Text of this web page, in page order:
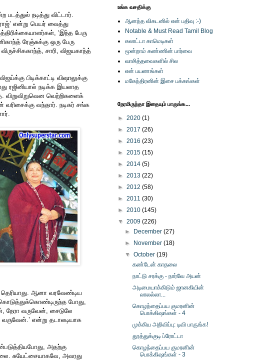
நடித்து விட்டார்.
என்று பெயர் வைத்து
‘இந்த பேரு
ரேஞ்சுக்கு ஒரு பேரு
சாரி, விஜயகாந்த்
பிடிக்காட்டி விஷாலுக்கு
நடிக்க இயலாத
விறுவிறுவென வெற்றிகளைக்
வந்தார். நடிகர் சங்க
தெரியாது. ஆனா வரவேண்டிய
கொடுத்துக்கொண்டிருந்த போது,
வருவேன், சைடுலே
என்று தடாலடியாக
அதற்கு
சுயேட்சையாகவே, அவரது
உங்க வசதிக்கு
ஆனந்த விகடனில் என் பதிவு :-)
Notable & Must Read Tamil Blog
கலாட்டா காமெடிகள்
மூன்றாம் கண்ணின் பார்வை
வாசித்தவைகளில் சில
என் பயணங்கள்
மகேந்திரனின் இசை பக்கங்கள்
நேரமிருந்தா இதையும் பாருங்க...
► 2020 (1)
► 2017 (26)
► 2016 (23)
► 2015 (15)
► 2014 (5)
► 2013 (22)
► 2012 (58)
► 2011 (30)
► 2010 (145)
▼ 2009 (226)
►
December(27)
►
November(18)
▼October(19)
கண்டேன் காதலை
நாட்டு சரக்கு - நார்வே அயன்
அடிமையாக்கிடும் ஜானகியின்
லாலல்லா...
கொழந்தைப்பய குமரனின்
பொக்கிஷங்கள் - 4
முக்கிய அறிவிப்பு: டிவி பாருங்க!
தூத்துக்குடி ப்ரோட்டா
கொழந்தைப்பய குமரனின்
பொக்கிஷங்கள் - 3